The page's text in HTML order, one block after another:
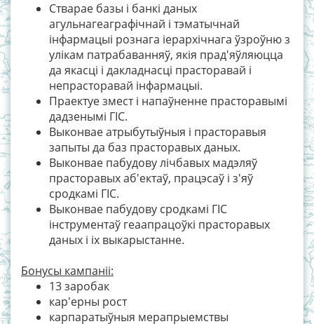
Стварае базы і банкі даных
агульнагеаграфічнай і тэматычнай
інфармацыі рознага іерархічнага ўзроўню з
улікам патрабаванняў, якія прад'яўляюцца
да якасці і дакладнасці прасторавай і
непрасторавай інфармацыі.
Праектуе змест і напаўненне прасторавымі
дадзенымі ГІС.
Выконвае атрыбутыўныя і прасторавыя
запыты да баз прасторавых даных.
Выконвае пабудову лічбавых мадэляў
прасторавых аб'ектаў, працэсаў і з'яў
сродкамі ГІС.
Выконвае пабудову сродкамі ГІС
інструментаў геаапрацоўкі прасторавых
даных і іх выкарыстанне.
Бонусы кампаніі:
13 заробак
кар'ерны рост
карпаратыўныя мерапрыемствы